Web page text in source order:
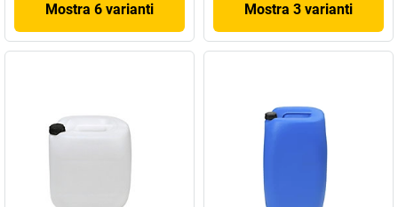
Mostra 6 varianti Mostra 3 varianti